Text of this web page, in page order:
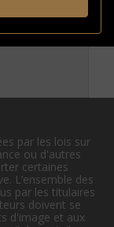
X
par les lois sur
ou d'autres
certaines
L’ensemble des
par les titulaires
doivent se
d'image et aux